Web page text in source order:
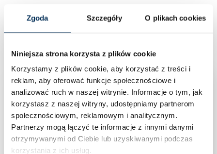
Zgoda Szczegóły O plikach cookies
Niniejsza strona korzysta z plików cookie
Korzystamy z plików cookie, aby korzystać z treści i
reklam, aby oferować funkcje społecznościowe i
analizować ruch w naszej witrynie. Informacje o tym, jak
korzystasz z naszej witryny, udostępniamy partnerom
społecznościowym, reklamowym i analitycznym.
Partnerzy mogą łączyć te informacje z innymi danymi
otrzymywanymi od Ciebie lub uzyskiwanymi podczas
korzystania z ich usług.
Podobne produkty